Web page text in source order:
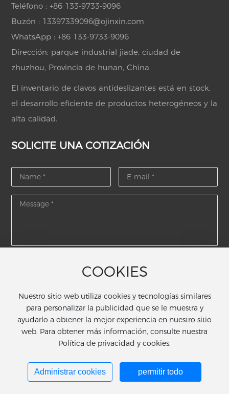
Teléfono : +86 133-9733-9096
Buzón : 13397339096@ojinxin.com
WhatsApp :+86 133-9733-9096
Dirección: parque industrial jiade, ciudad de
zhuzhou, Provincia de hunan, China
El inventario de clavos antideslizantes está en stock,
el desarrollo eficiente de productos heterogéneos y la
alta calidad.
SOLICITE UNA COTIZACIÓN
Submit
COOKIES
Nuestro sitio web utiliza cookies y tecnologías similares
para personalizar la publicidad que se le muestra y
ayudarlo a obtener la mejor experiencia en nuestro sitio
web. Para obtener más información, consulte nuestra
Política de privacidad y cookies.
Administrar cookies permitir todo
Copyright © Zhuzhou Jinxin Group Cemented Carbure
Co., Ltd.
Este sitio es compatible con IPv4 IPv6.
www.300.cn ChangSha
SEO
Licencia comercial 湘ICP备2021018807号-3